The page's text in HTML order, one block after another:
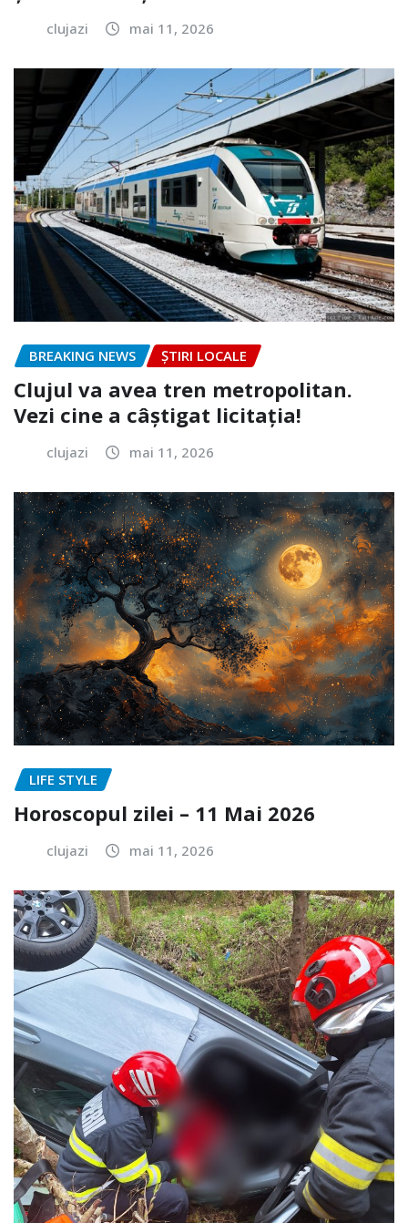
clujazi mai 11, 2026
BREAKING NEWS ȘTIRI LOCALE
Clujul va avea tren metropolitan.
Vezi cine a câștigat licitația!
clujazi mai 11, 2026
LIFE STYLE
Horoscopul zilei – 11 Mai 2026
clujazi mai 11, 2026